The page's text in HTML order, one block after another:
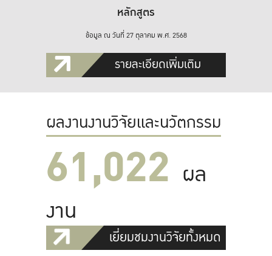
หลักสูตร
ข้อมูล ณ วันที่ 27 ตุลาคม พ.ศ. 2568
รายละเอียดเพิ่มเติม
ผลงานงานวิจัยและนวัตกรรม
61,022 ผล
งาน
เยี่ยมชมงานวิจัยทั้งหมด